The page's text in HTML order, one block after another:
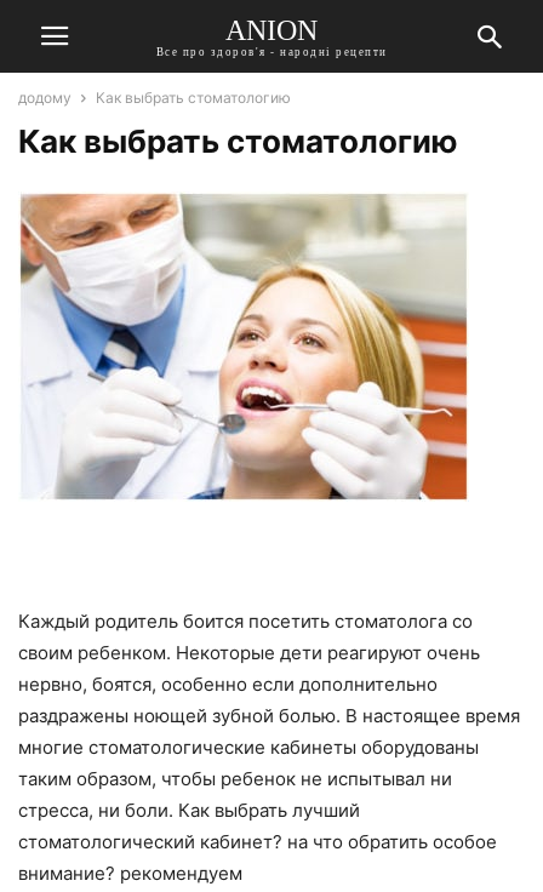
ANION
Все про здоров'я - народні рецепти
додому Как выбрать стоматологию
Как выбрать стоматологию
Каждый родитель боится посетить стоматолога со
своим ребенком. Некоторые дети реагируют очень
нервно, боятся, особенно если дополнительно
раздражены ноющей зубной болью. В настоящее время
многие стоматологические кабинеты оборудованы
таким образом, чтобы ребенок не испытывал ни
стресса, ни боли. Как выбрать лучший
стоматологический кабинет? на что обратить особое
внимание? рекомендуем